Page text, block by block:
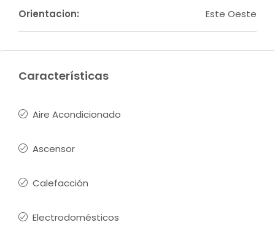
Orientacion: Este Oeste
Características
Aire Acondicionado
Ascensor
Calefacción
Electrodomésticos